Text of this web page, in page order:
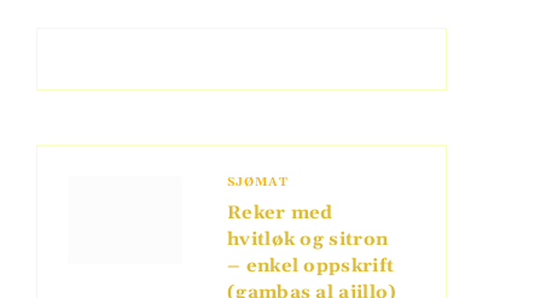
SJØMAT
Reker med
hvitløk og sitron
– enkel oppskrift
(gambas al ajillo)